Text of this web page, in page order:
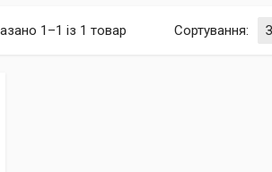
1–1 із 1 товар Сортування: